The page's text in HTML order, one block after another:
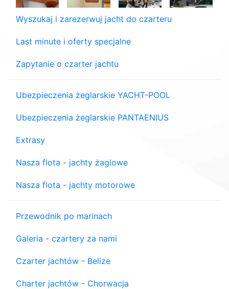
Wyszukaj i zarezerwuj jacht do czarteru
Last minute i oferty specjalne
Zapytanie o czarter jachtu
Ubezpieczenia żeglarskie YACHT-POOL
Ubezpieczenia żeglarskie PANTAENIUS
Extrasy
Nasza flota - jachty żaglowe
Nasza flota - jachty motorowe
Przewodnik po marinach
Galeria - czartery za nami
Czarter jachtów - Belize
Charter jachtów - Chorwacja